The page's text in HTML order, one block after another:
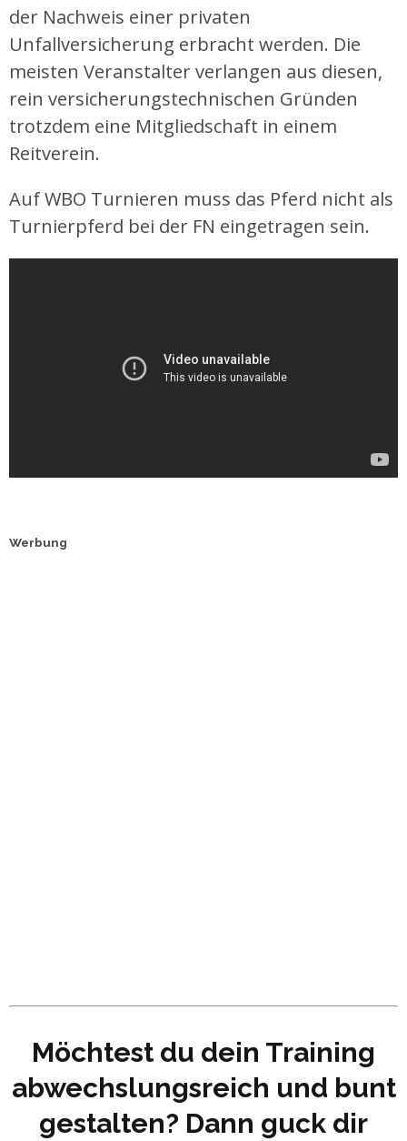
der Nachweis einer privaten
Unfallversicherung erbracht werden. Die
meisten Veranstalter verlangen aus diesen,
rein versicherungstechnischen Gründen
trotzdem eine Mitgliedschaft in einem
Reitverein.
Auf WBO Turnieren muss das Pferd nicht als
Turnierpferd bei der FN eingetragen sein.
Werbung
Möchtest du dein Training
abwechslungsreich und bunt
gestalten? Dann guck dir